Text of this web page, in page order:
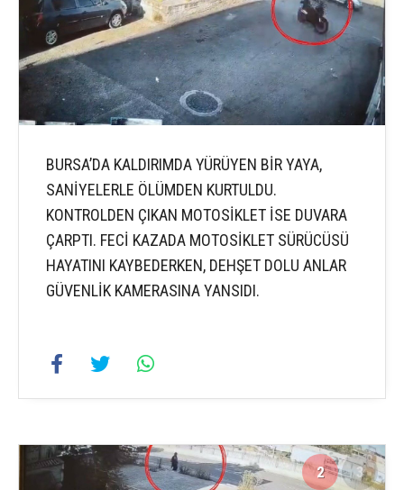
BURSA’DA KALDIRIMDA YÜRÜYEN BİR YAYA,
SANİYELERLE ÖLÜMDEN KURTULDU.
KONTROLDEN ÇIKAN MOTOSİKLET İSE DUVARA
ÇARPTI. FECİ KAZADA MOTOSİKLET SÜRÜCÜSÜ
HAYATINI KAYBEDERKEN, DEHŞET DOLU ANLAR
GÜVENLİK KAMERASINA YANSIDI.
2 3